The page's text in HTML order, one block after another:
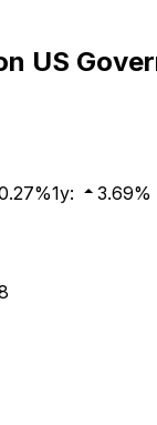
US
%1y: 3.69%